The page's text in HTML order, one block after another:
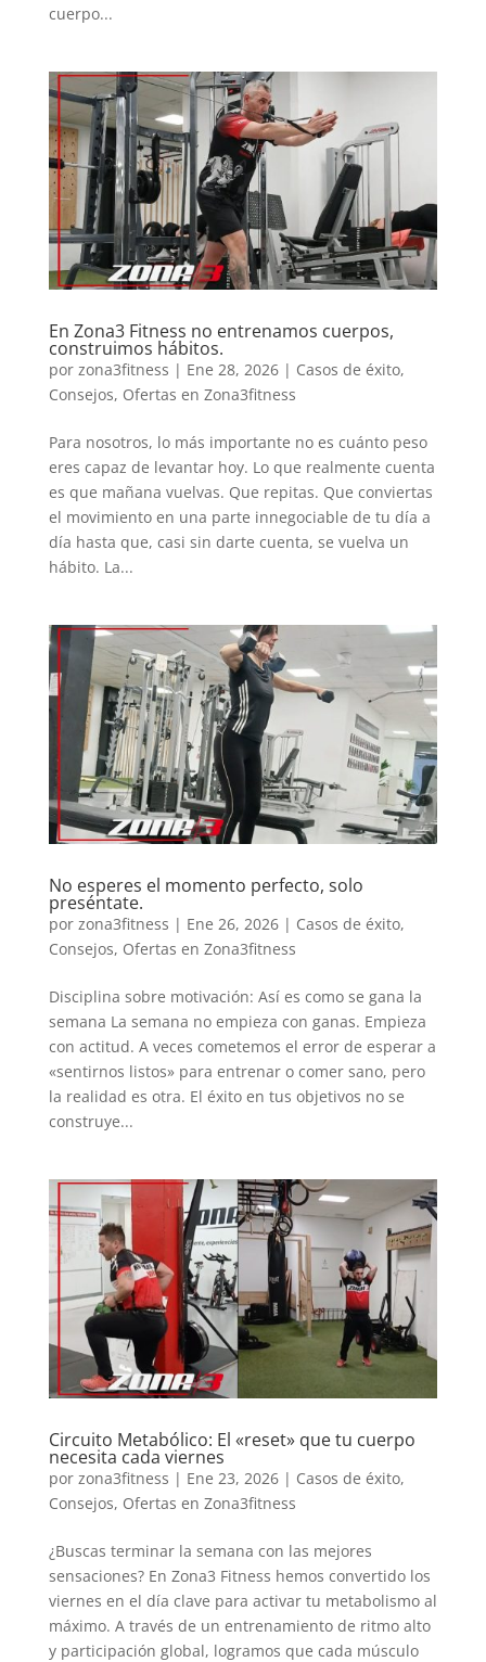
cuerpo...
En Zona3 Fitness no entrenamos cuerpos,
construimos hábitos.
por zona3fitness | Ene 28, 2026| Casos de éxito,
Consejos, Ofertas en Zona3fitness
Para nosotros, lo más importante no es cuánto peso
eres capaz de levantar hoy. Lo que realmente cuenta
es que mañana vuelvas. Que repitas. Que conviertas
el movimiento en una parte innegociable de tu día a
día hasta que, casi sin darte cuenta, se vuelva un
hábito. La...
No esperes el momento perfecto, solo
preséntate.
por zona3fitness | Ene 26, 2026| Casos de éxito,
Consejos, Ofertas en Zona3fitness
Disciplina sobre motivación: Así es como se gana la
semana La semana no empieza con ganas. Empieza
con actitud. A veces cometemos el error de esperar a
«sentirnos listos» para entrenar o comer sano, pero
la realidad es otra. El éxito en tus objetivos no se
construye...
Circuito Metabólico: El «reset» que tu cuerpo
necesita cada viernes
por zona3fitness | Ene 23, 2026| Casos de éxito,
Consejos, Ofertas en Zona3fitness
¿Buscas terminar la semana con las mejores
sensaciones? En Zona3 Fitness hemos convertido los
viernes en el día clave para activar tu metabolismo al
máximo. A través de un entrenamiento de ritmo alto
y participación global, logramos que cada músculo